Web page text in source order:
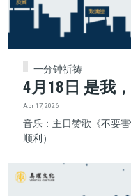
一分钟祈祷
4月18日 是我
Apr 17, 2026
音乐：主日赞歌《不要
顺利）